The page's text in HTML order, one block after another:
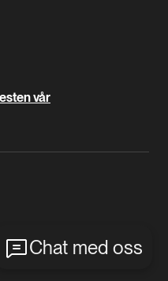
Chat med oss
vår